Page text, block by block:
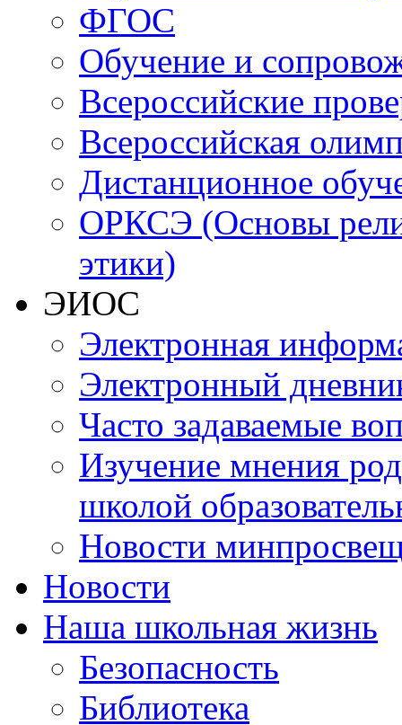
ФГОС
Обучение и
Всероссийские
Всероссийская
Дистанционное
ОРКСЭ (Основы
этики)
ЭИОС
Электронная
Электронный
Часто задаваемые
Изучение мнения
школой
Новости
Новости
Наша школьная жизнь
Безопасность
Библиотека